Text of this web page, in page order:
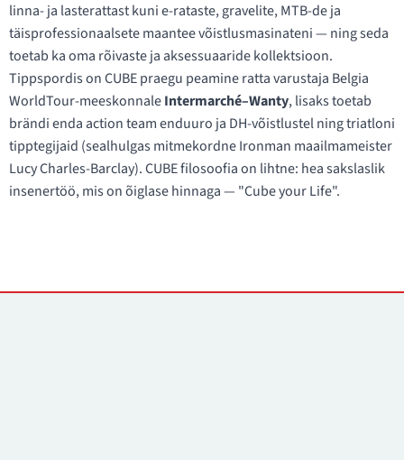
linna- ja lasterattast kuni e-rataste, gravelite, MTB-de ja
täisprofessionaalsete maantee võistlusmasinateni — ning seda
toetab ka oma rõivaste ja aksessuaaride kollektsioon.
Tippspordis on CUBE praegu peamine ratta varustaja Belgia
WorldTour-meeskonnaleIntermarché–Wanty, lisaks toetab
brändi enda action team enduuro ja DH-võistlustel ning triatloni
tipptegijaid (sealhulgas mitmekordne Ironman maailmameister
Lucy Charles-Barclay). CUBE filosoofia on lihtne: hea sakslaslik
insenertöö, mis on õiglase hinnaga — "Cube your Life".